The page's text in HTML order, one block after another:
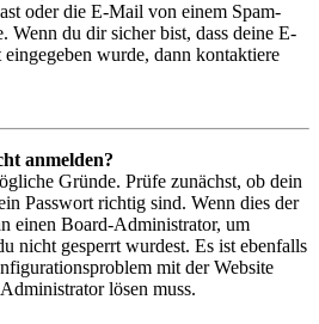
oder die E-Mail von einem Spam-
Wenn du dir sicher bist, dass deine E-
wurde, dann kontaktiere
anmelden?
Gründe. Prüfe zunächst, ob dein
Passwort richtig sind. Wenn dies der
einen Board-Administrator, um
nicht gesperrt wurdest. Es ist ebenfalls
mit der Website
lösen muss.